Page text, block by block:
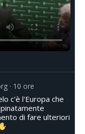
10 ore
c'è l'Europa che
di fare ulteriori